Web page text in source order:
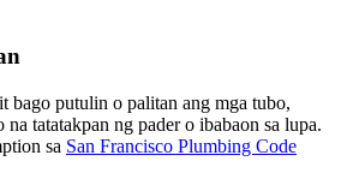
bago putulin o palitan ang mga tubo,
tatatakpan ng pader o ibabaon sa lupa.
sa San Francisco Plumbing Code